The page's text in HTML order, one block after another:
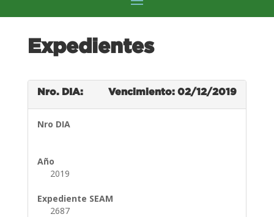
Expedientes
Nro. DIA: Vencimiento: 02/12/2019
Nro DIA
Año
2019
Expediente SEAM
2687